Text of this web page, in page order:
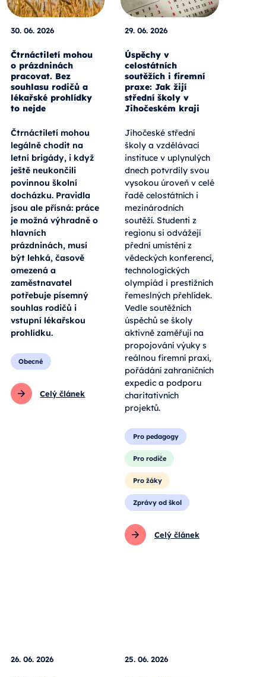
30. 06. 2026
Čtrnáctiletí mohou
o prázdninách
pracovat. Bez
souhlasu rodičů a
lékařské prohlídky
to nejde
Čtrnáctiletí mohou
legálně chodit na
letní brigády, i když
ještě neukončili
povinnou školní
docházku. Pravidla
jsou ale přísná: práce
je možná výhradně o
hlavních
prázdninách, musí
být lehká, časově
omezená a
zaměstnavatel
potřebuje písemný
souhlas rodičů i
vstupní lékařskou
prohlídku.
Obecné
Celý článek
29. 06. 2026
Úspěchy v
celostátních
soutěžích i firemní
praxe: Jak žijí
střední školy v
Jihočeském kraji
Jihočeské střední
školy a vzdělávací
instituce v uplynulých
dnech potvrdily svou
vysokou úroveň v celé
řadě celostátních i
mezinárodních
soutěží. Studenti z
regionu si odvážejí
přední umístění z
vědeckých konferencí,
technologických
olympiád i prestižních
řemeslných přehlídek.
Vedle soutěžních
úspěchů se školy
aktivně zaměřují na
propojování výuky s
reálnou firemní praxí,
pořádání zahraničních
expedic a podporu
charitativních
projektů.
Pro pedagogy
Pro rodiče
Pro žáky
Zprávy od škol
Celý článek
26. 06. 2026 25. 06. 2026